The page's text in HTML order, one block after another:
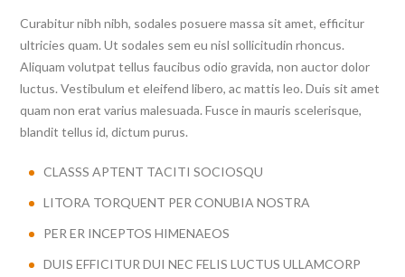
Curabitur nibh nibh, sodales posuere massa sit amet, efficitur
ultricies quam. Ut sodales sem eu nisl sollicitudin rhoncus.
Aliquam volutpat tellus faucibus odio gravida, non auctor dolor
luctus. Vestibulum et eleifend libero, ac mattis leo. Duis sit amet
quam non erat varius malesuada. Fusce in mauris scelerisque,
blandit tellus id, dictum purus.
CLASSS APTENT TACITI SOCIOSQU
LITORA TORQUENT PER CONUBIA NOSTRA
PER ER INCEPTOS HIMENAEOS
DUIS EFFICITUR DUI NEC FELIS LUCTUS ULLAMCORP